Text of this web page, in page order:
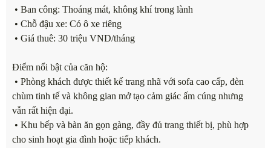
• Ban công: Thoáng mát, không khí trong lành
• Chỗ đậu xe: Có ô xe riêng
• Giá thuê: 30 triệu VND/tháng
Điểm nổi bật của căn hộ:
• Phòng khách được thiết kế trang nhã với sofa cao cấp, đèn
chùm tinh tế và không gian mở tạo cảm giác ấm cúng nhưng
vẫn rất hiện đại.
• Khu bếp và bàn ăn gọn gàng, đầy đủ trang thiết bị, phù hợp
cho sinh hoạt gia đình hoặc tiếp khách.